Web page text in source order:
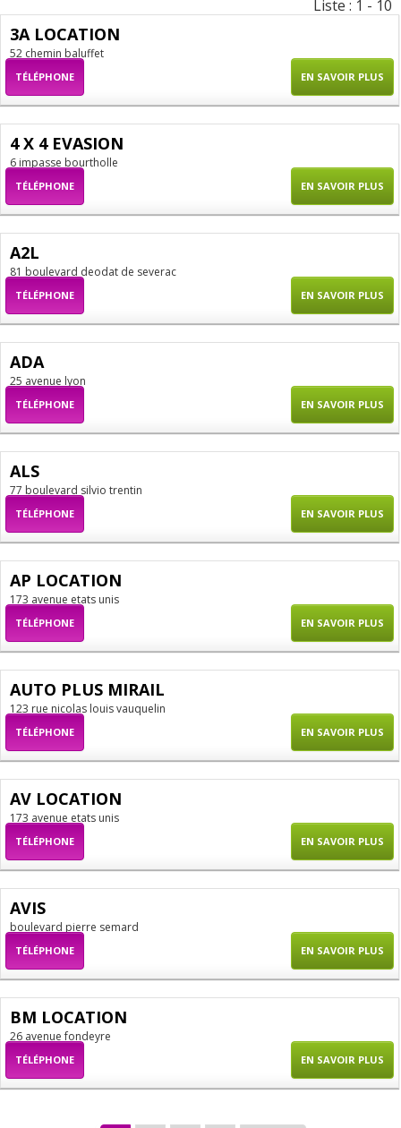
Liste : 1 - 10
3A LOCATION
52 chemin baluffet
TÉLÉPHONE EN SAVOIR PLUS
4 X 4 EVASION
6 impasse bourtholle
TÉLÉPHONE EN SAVOIR PLUS
A2L
81 boulevard deodat de severac
TÉLÉPHONE EN SAVOIR PLUS
ADA
25 avenue lyon
TÉLÉPHONE EN SAVOIR PLUS
ALS
77 boulevard silvio trentin
TÉLÉPHONE EN SAVOIR PLUS
AP LOCATION
173 avenue etats unis
TÉLÉPHONE EN SAVOIR PLUS
AUTO PLUS MIRAIL
123 rue nicolas louis vauquelin
TÉLÉPHONE EN SAVOIR PLUS
AV LOCATION
173 avenue etats unis
TÉLÉPHONE EN SAVOIR PLUS
AVIS
boulevard pierre semard
TÉLÉPHONE EN SAVOIR PLUS
BM LOCATION
26 avenue fondeyre
TÉLÉPHONE EN SAVOIR PLUS